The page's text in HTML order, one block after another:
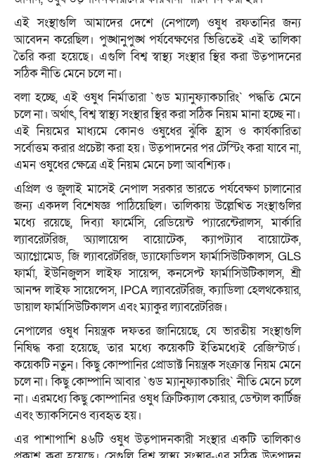
এই সংস্থাগুলি আমাদের দেশে (নেপালে) ওষুধ রফতানির জন্য
আবেদন করেছিল। পুঙ্খানুপুঙ্খ পর্যবেক্ষণের ভিত্তিতেই এই তালিকা
তৈরি করা হয়েছে। এগুলি বিশ্ব স্বাস্থ্য সংস্থার স্থির করা উত্পাদনের
সঠিক নীতি মেনে চলে না।
বলা হচ্ছে, এই ওষুধ নির্মাতারা ‍‍`গুড ম্যানুফ্যাকচারিং‍‍` পদ্ধতি মেনে
চলে না। অর্থাৎ, বিশ্ব স্বাস্থ্য সংস্থার স্থির করা সঠিক নিয়ম মানা হচ্ছে না।
এই নিয়মের মাধ্যমে কোনও ওষুধের ঝুঁকি হ্রাস ও কার্যকারিতা
সর্বোত্তম করার প্রচেষ্টা করা হয়। উত্পাদনের পর টেস্টিং করা যাবে না,
এমন ওষুধের ক্ষেত্রে এই নিয়ম মেনে চলা আবশ্যিক।
এপ্রিল ও জুলাই মাসেই নেপাল সরকার ভারতে পর্যবেক্ষণ চালানোর
জন্য একদল বিশেষজ্ঞ পাঠিয়েছিল। তালিকায় উল্লেখিত সংস্থাগুলির
মধ্যে রয়েছে, দিব্যা ফার্মেসি, রেডিয়েন্ট প্যারেন্টেরালস, মার্কারি
ল্যাবরেটরিজ, অ্যালায়েন্স বায়োটেক, ক্যাপট্যাব বায়োটেক,
অ্যাগ্লোমেড, জি ল্যাবরেটরিজ, ড্যাফোডিলস ফার্মাসিউটিকালস, GLS
ফার্মা, ইউনিজুলস লাইফ সায়েন্স, কনসেপ্ট ফার্মাসিউটিকালস, শ্রী
আনন্দ লাইফ সায়েন্সেস, IPCA ল্যাবরেটরিজ, ক্যাডিলা হেলথকেয়ার,
ডায়াল ফার্মাসিউটিকালস এবং ম্যাকুর ল্যাবরেটরিজ।
নেপালের ওষুধ নিয়ন্ত্রক দফতর জানিয়েছে, যে ভারতীয় সংস্থাগুলি
নিষিদ্ধ করা হয়েছে, তার মধ্যে কয়েকটি ইতিমধ্যেই রেজিস্টার্ড।
কয়েকটি নতুন। কিছু কোম্পানির প্রোডাক্ট নিয়ন্ত্রক সংক্রান্ত নিয়ম মেনে
চলে না। কিছু কোম্পানি আবার ‍‍`গুড ম্যানুফ্যাকচারিং‍‍` নীতি মেনে চলে
না। এরমধ্যে কিছু কোম্পানির ওষুধ ক্রিটিক্যাল কেয়ার, ডেন্টাল কার্টিজ
এবং ভ্যাকসিনেও ব্যবহৃত হয়।
এর পাশাপাশি ৪৬টি ওষুধ উত্পাদনকারী সংস্থার একটি তালিকাও